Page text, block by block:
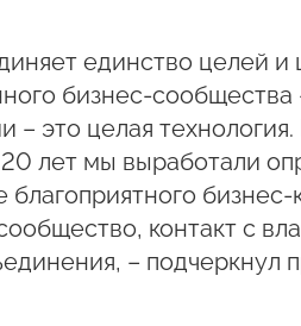
единство целей
бизнес-
– это целая
лет мы выработали
благоприятного
контакт с
–